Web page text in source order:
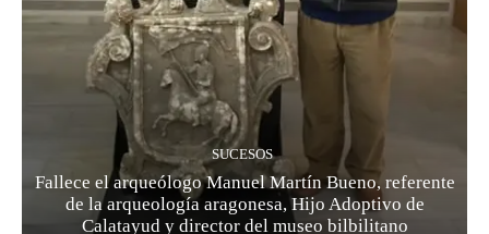
SUCESOS
Fallece el arqueólogo Manuel Martín Bueno, referente
de la arqueología aragonesa, Hijo Adoptivo de
Calatayud y director del museo bilbilitano